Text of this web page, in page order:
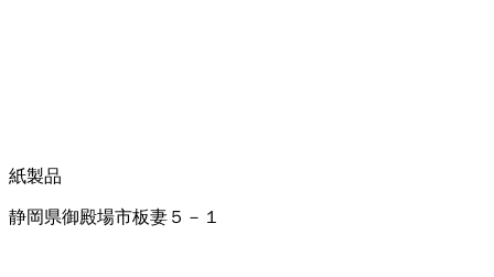
紙製品
静岡県御殿場市板妻５－１